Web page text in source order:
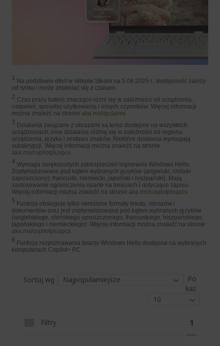
1 Na podstawie ofert w sklepie Steam na 5.08.2025 r.; dostępność zależy
od rynku i może zmieniać się z czasem.
2 Czas pracy baterii znacząco różni się w zależności od urządzenia,
ustawień, sposobu użytkowania i innych czynników. Więcej informacji
można znaleźć na stronie aka.ms/cpclaims
3 Działania związane z obrazami są teraz dostępne na wszystkich
urządzeniach; inne działania różnią się w zależności od regionu
urządzenia, języka i zestawu znaków. Niektóre działania wymagają
subskrypcji. Więcej informacji można znaleźć na stronie
aka.ms/copilotpluspcs
4 Wymaga zwiększonych zabezpieczeń logowania Windows Hello.
Zoptymalizowano pod kątem wybranych języków (angielski, chiński
(uproszczony), francuski, niemiecki, japoński i hiszpański). Mają
zastosowanie ograniczenia oparte na treściach i dotyczące zapisu.
Więcej informacji można znaleźć na stronie aka.ms/copilotpluspcs
5 Funkcja obsługuje tylko określone formaty tekstu, obrazów i
dokumentów oraz jest zoptymalizowana pod kątem wybranych języków
(angielskiego, chińskiego uproszczonego, francuskiego, hiszpańskiego,
japońskiego i niemieckiego). Więcej informacji można znaleźć na stronie
aka.ms/copilotpluspcs
6 Funkcja rozpoznawania twarzy Windows Hello dostępna na wybranych
komputerach Copilot+ PC.
Sortuj wg
Po
każ
Filtry
r
A
k
1